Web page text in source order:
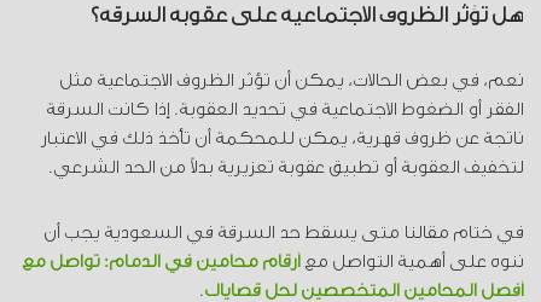
هل تؤثر الظروف الاجتماعية على عقوبة السرقة؟
نعم، في بعض الحالات، يمكن أن تؤثر الظروف الاجتماعية مثل
الفقر أو الضغوط الاجتماعية في تحديد العقوبة. إذا كانت السرقة
ناتجة عن ظروف قهرية، يمكن للمحكمة أن تأخذ ذلك في الاعتبار
لتخفيف العقوبة أو تطبيق عقوبة تعزيرية بدلاً من الحد الشرعي.
في ختام مقالنا متى يسقط حد السرقة في السعودية يجب أن
ننوه على أهمية التواصل مع أرقام محامين في الدمام: تواصل مع
أفضل المحامين المتخصصين لحل قضاياك.